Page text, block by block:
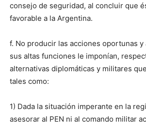
consejo de seguridad, al concluir que
favorable a la Argentina.
f. No producir las acciones oportunas y
sus altas funciones le imponían,
alternativas diplomáticas y militares
tales como:
1) Dada la situación imperante en la
asesorar al PEN ni al comando militar